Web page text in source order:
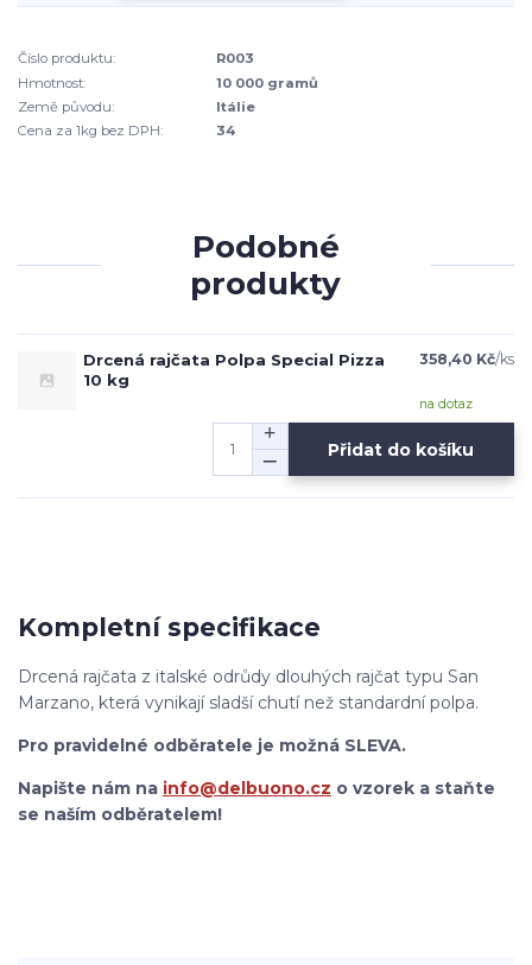
Číslo produktu:
R003
Hmotnost:
10 000 gramů
Země původu:
Itálie
Cena za 1kg bez DPH:
34
Podobné
produkty
Drcená rajčata Polpa Special Pizza
10 kg
358,40 Kč/ks
na dotaz
Přidat do košíku
Kompletní specifikace
Drcená rajčata z italské odrůdy dlouhých rajčat typu San
Marzano, která vynikají sladší chutí než standardní polpa.
Pro pravidelné odběratele je možná SLEVA.
Napište nám na info@delbuono.cz o vzorek a staňte
se naším odběratelem!